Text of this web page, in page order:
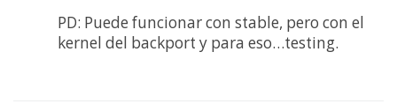
PD: Puede funcionar con stable, pero con el
kernel del backport y para eso…testing.